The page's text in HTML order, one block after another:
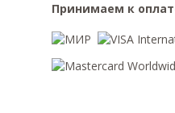
Принимаем к